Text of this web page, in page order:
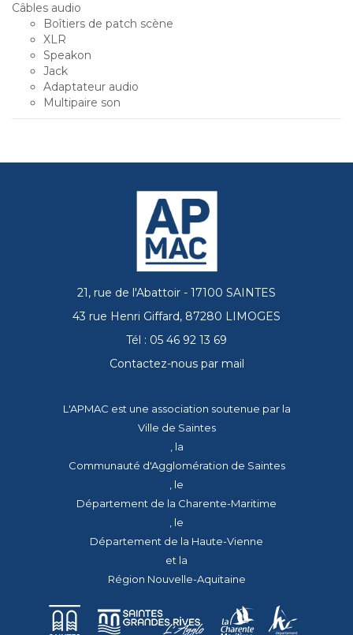
Câbles audio
Boîtiers de patch scène
XLR
Speakon
Jack
Adaptateur audio
Multipaire son
21, rue de l'Abattoir - 17100 SAINTES
43 rue Henri Giffard, 87280 LIMOGES
Tél : 05 46 92 13 69
Contactez-nous par mail
L'APMAC est une association soutenue par la
Ville de Saintes
, la
Communauté d'Agglomération de Saintes
, le
Département de la Charente-Maritime
, le
Département de la Haute-Vienne
et la
Région Nouvelle-Aquitaine